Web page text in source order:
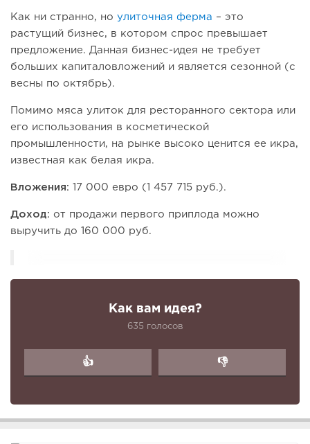
Как ни странно, но улиточная ферма – это
растущий бизнес, в котором спрос превышает
предложение. Данная бизнес-идея не требует
больших капиталовложений и является сезонной (с
весны по октябрь).
Помимо мяса улиток для ресторанного сектора или
его использования в косметической
промышленности, на рынке высоко ценится ее икра,
известная как белая икра.
Вложения: 17 000 евро (1 457 715 руб.).
Доход: от продажи первого приплода можно
выручить до 160 000 руб.
Как вам идея?
635 голосов
👍 👎